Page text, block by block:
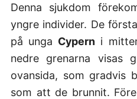
Denna sjukdom
yngre individer. De
på unga Cypern i
nedre grenarna visas
ovansida, som gradvis
som att de brunnit.